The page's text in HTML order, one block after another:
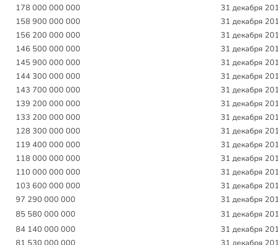
178 000 000 000
31 декабря
158 900 000 000
31 декабря
156 200 000 000
31 декабря
146 500 000 000
31 декабря
145 900 000 000
31 декабря
144 300 000 000
31 декабря
143 700 000 000
31 декабря
139 200 000 000
31 декабря
133 200 000 000
31 декабря
128 300 000 000
31 декабря
119 400 000 000
31 декабря
118 000 000 000
31 декабря
110 000 000 000
31 декабря
103 600 000 000
31 декабря
97 290 000 000
31 декабря
85 580 000 000
31 декабря
84 140 000 000
31 декабря